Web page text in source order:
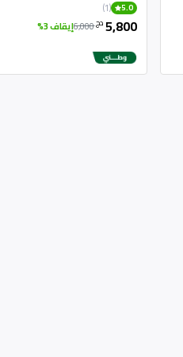
5.0
(1)
5,800دج6,000إيقاف 3%